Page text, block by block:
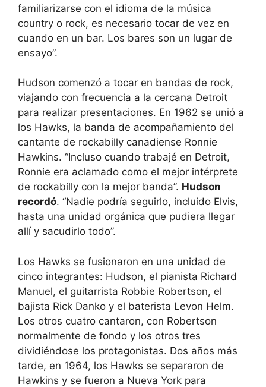
familiarizarse con el idioma de la música
country o rock, es necesario tocar de vez en
cuando en un bar. Los bares son un lugar de
ensayo”.
Hudson comenzó a tocar en bandas de rock,
viajando con frecuencia a la cercana Detroit
para realizar presentaciones. En 1962 se unió a
los Hawks, la banda de acompañamiento del
cantante de rockabilly canadiense Ronnie
Hawkins. “Incluso cuando trabajé en Detroit,
Ronnie era aclamado como el mejor intérprete
de rockabilly con la mejor banda”. Hudson
recordó. “Nadie podría seguirlo, incluido Elvis,
hasta una unidad orgánica que pudiera llegar
allí y sacudirlo todo”.
Los Hawks se fusionaron en una unidad de
cinco integrantes: Hudson, el pianista Richard
Manuel, el guitarrista Robbie Robertson, el
bajista Rick Danko y el baterista Levon Helm.
Los otros cuatro cantaron, con Robertson
normalmente de fondo y los otros tres
dividiéndose los protagonistas. Dos años más
tarde, en 1964, los Hawks se separaron de
Hawkins y se fueron a Nueva York para